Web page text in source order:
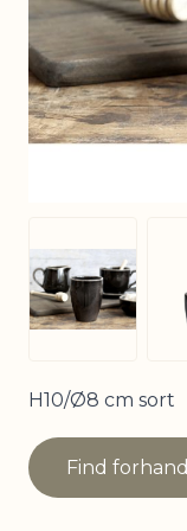
View
H10/Ø8 cm sort
Find